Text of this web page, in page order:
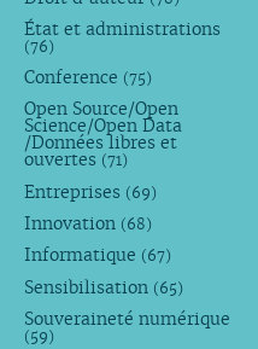
État et administrations
(76)
Conference (75)
Open Source/Open
Science/Open Data
/Données libres et
ouvertes (71)
Entreprises (69)
Innovation (68)
Informatique (67)
Sensibilisation (65)
Souveraineté numérique
(59)